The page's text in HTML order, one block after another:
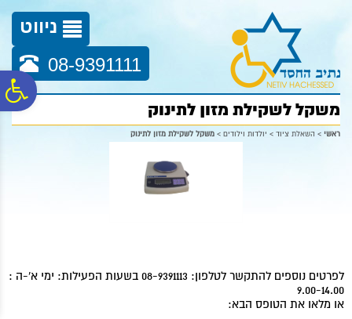
ניווט
08-9391111
משקל לשקילת מזון לתינוק
ראשי > השאלת ציוד > יולדות וילודים > משקל לשקילת מזון לתינוק
לפרטים נוספים להתקשר לטלפון: 08-9391113 בשעות הפעילות: ימי א'-ה :
9.00-14.00
או מלאו את הטופס הבא: